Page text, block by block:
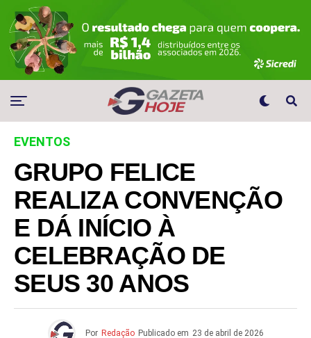
EVENTOS
GRUPO FELICE
REALIZA CONVENÇÃO
E DÁ INÍCIO À
CELEBRAÇÃO DE
SEUS 30 ANOS
Por Redação Publicado em 23 de abril de 2026